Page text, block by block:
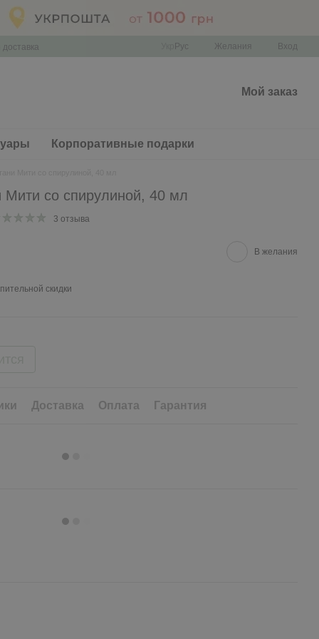
Рус Желания Вход
Мой заказ
Корпоративные подарки
со спирулиной, 40 мл
3 отзыва
В желания
скидки
Доставка Оплата Гарантия